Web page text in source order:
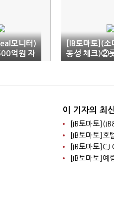
모니터)
억원 자
'채무상
[IB토마토](소
동성 체크)②
올해 또 자금
이 기자의 최
[IB토마토
[IB토마토]예